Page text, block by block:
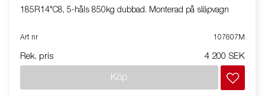
185R14"C8, 5-håls 850kg dubbad. Monterad på släpvagn
Art nr 107607M
Rek. pris 4 200 SEK
Köp